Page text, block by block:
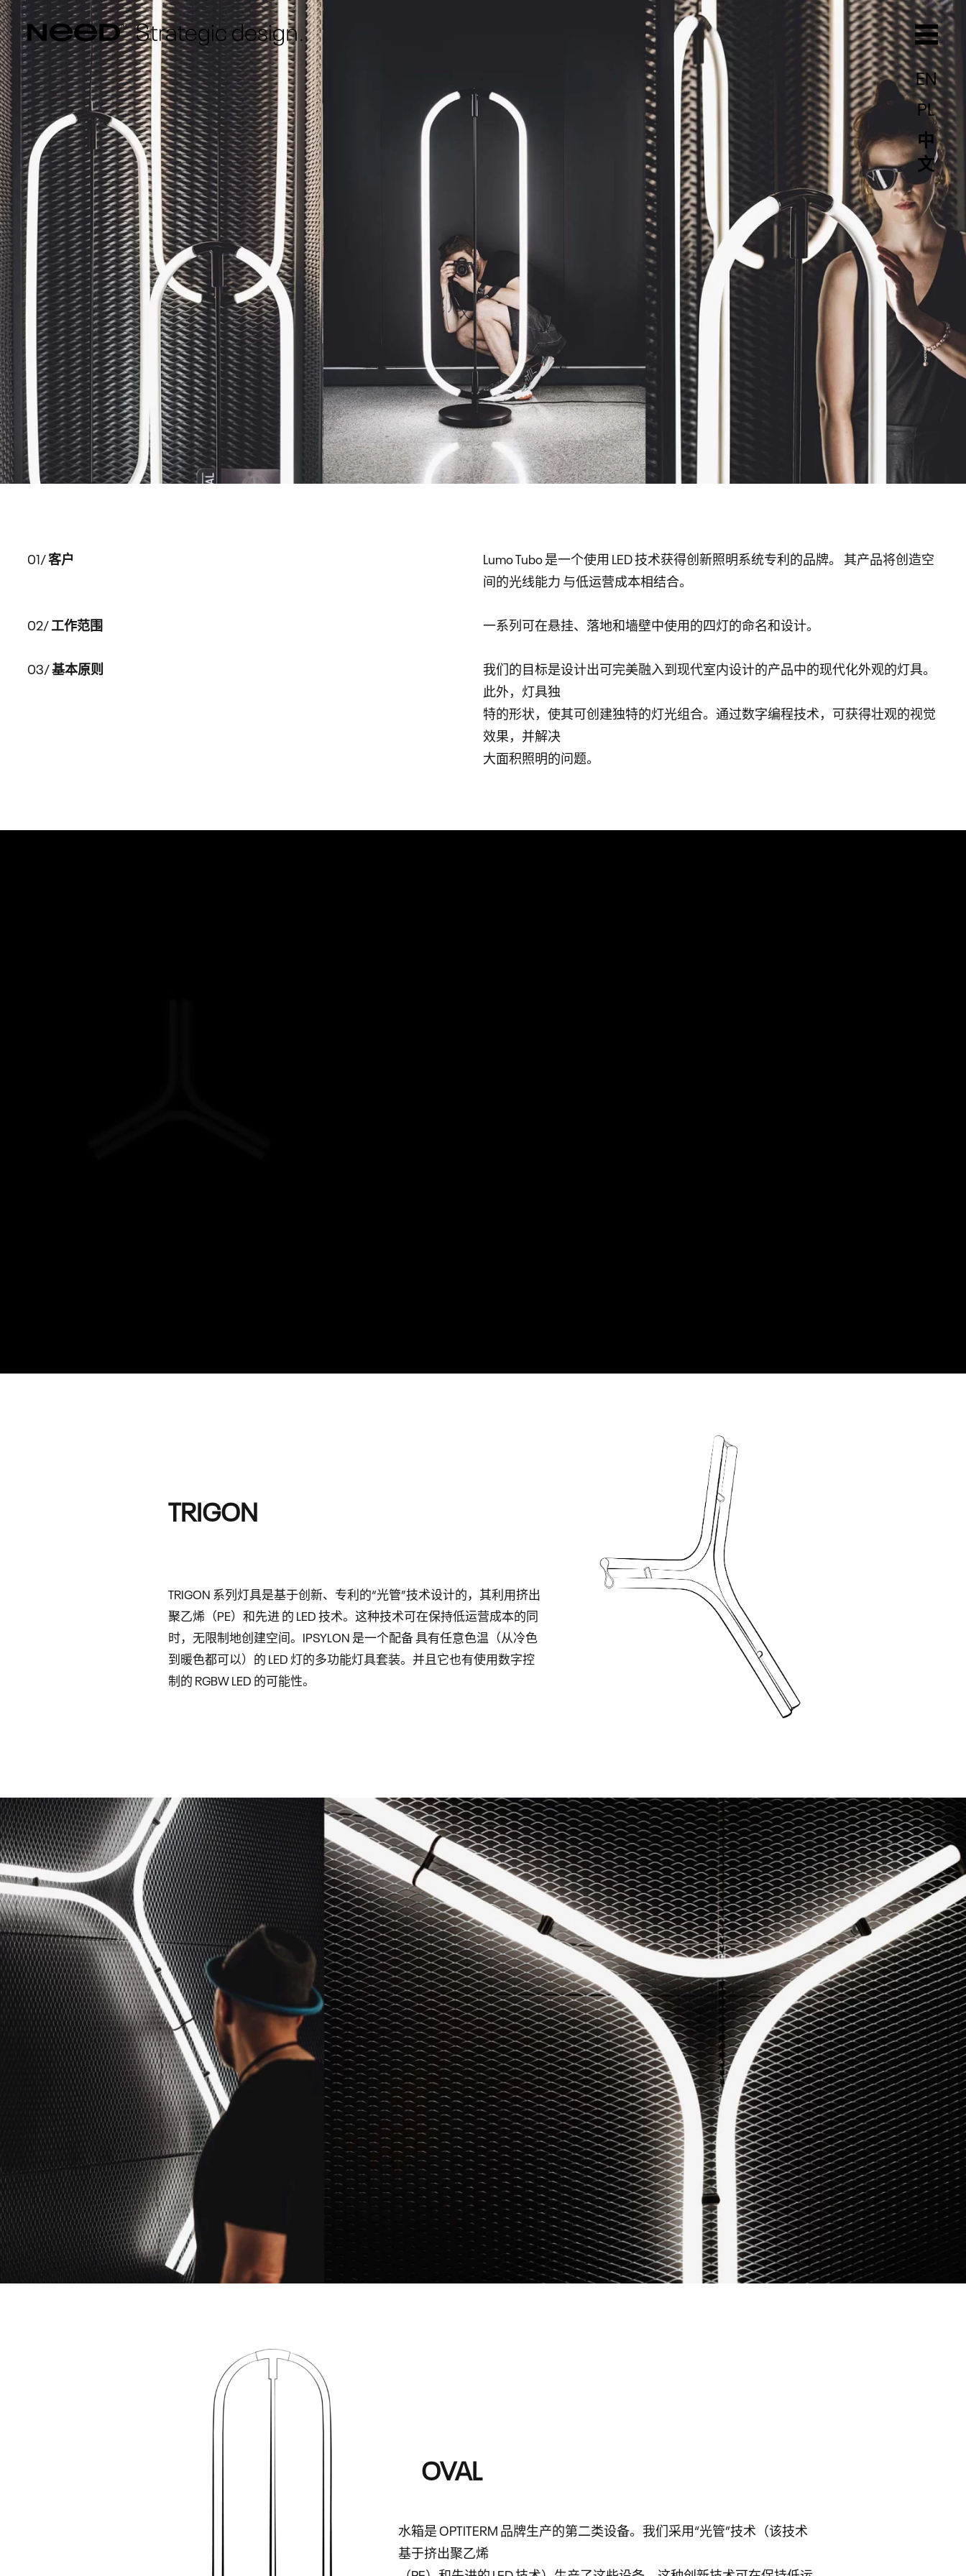
EN
PL
中
文
01/客户
Lumo Tubo 是一个使用 LED 技术获得创新照明系统专利的品牌。 其产品将创造空
间的光线能力 与低运营成本相结合。
02/工作范围 一系列可在悬挂、落地和墙壁中使用的四灯的命名和设计。
03/基本原则
我们的目标是设计出可完美融入到现代室内设计的产品中的现代化外观的灯具。
此外，灯具独
特的形状，使其可创建独特的灯光组合。通过数字编程技术，可获得壮观的视觉
效果，并解决
大面积照明的问题。
TRIGON
TRIGON 系列灯具是基于创新、专利的“光管”技术设计的，其利用挤出
聚乙烯（PE）和先进 的 LED 技术。这种技术可在保持低运营成本的同
时，无限制地创建空间。IPSYLON 是一个配备 具有任意色温（从冷色
到暖色都可以）的 LED 灯的多功能灯具套装。并且它也有使用数字控
制的 RGBW LED 的可能性。
OVAL
水箱是 OPTITERM 品牌生产的第二类设备。我们采用“光管”技术（该技术
基于挤出聚乙烯